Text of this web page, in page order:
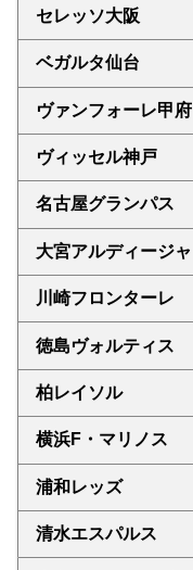
セレッソ大阪
ベガルタ仙台
ヴァンフォーレ甲府
ヴィッセル神戸
名古屋グランパス
大宮アルディージャ
川崎フロンターレ
徳島ヴォルティス
柏レイソル
横浜F・マリノス
浦和レッズ
清水エスパルス